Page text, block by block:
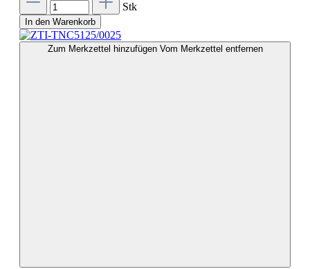
Stk
In den Warenkorb
Zum Merkzettel hinzufügen Vom Merkzettel entfernen